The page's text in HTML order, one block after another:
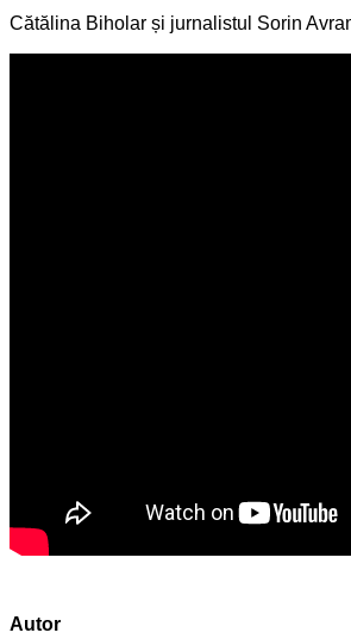
Cătălina Biholar și jurnalistul Sorin
Autor